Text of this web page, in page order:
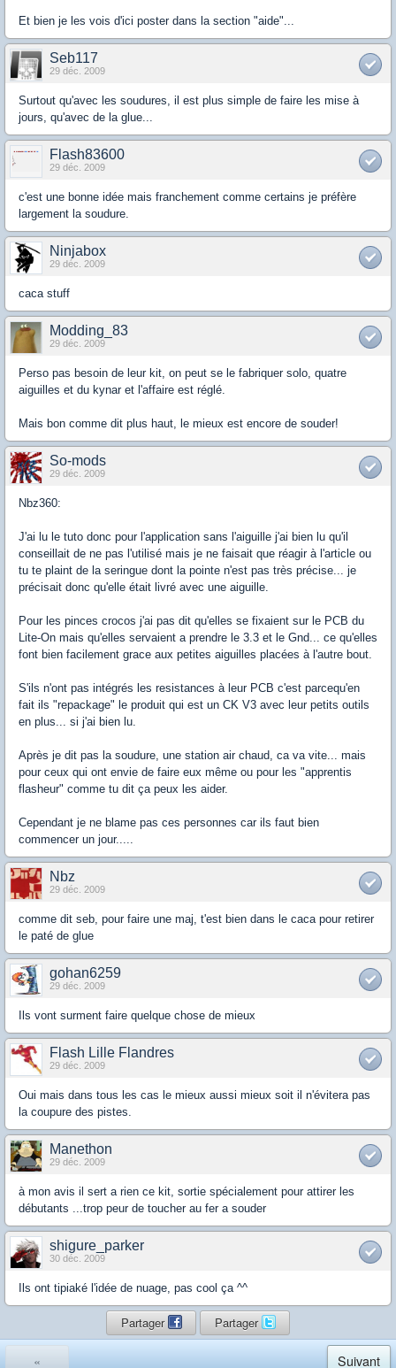
Et bien je les vois d'ici poster dans la section "aide"...
Seb117
29 déc. 2009
Surtout qu'avec les soudures, il est plus simple de faire les mise à
jours, qu'avec de la glue...
Flash83600
29 déc. 2009
c'est une bonne idée mais franchement comme certains je préfère
largement la soudure.
Ninjabox
29 déc. 2009
caca stuff
Modding_83
29 déc. 2009
Perso pas besoin de leur kit, on peut se le fabriquer solo, quatre
aiguilles et du kynar et l'affaire est réglé.
Mais bon comme dit plus haut, le mieux est encore de souder!
So-mods
29 déc. 2009
Nbz360:
J'ai lu le tuto donc pour l'application sans l'aiguille j'ai bien lu qu'il
conseillait de ne pas l'utilisé mais je ne faisait que réagir à l'article ou
tu te plaint de la seringue dont la pointe n'est pas très précise... je
précisait donc qu'elle était livré avec une aiguille.
Pour les pinces crocos j'ai pas dit qu'elles se fixaient sur le PCB du
Lite-On mais qu'elles servaient a prendre le 3.3 et le Gnd... ce qu'elles
font bien facilement grace aux petites aiguilles placées à l'autre bout.
S'ils n'ont pas intégrés les resistances à leur PCB c'est parcequ'en
fait ils "repackage" le produit qui est un CK V3 avec leur petits outils
en plus... si j'ai bien lu.
Après je dit pas la soudure, une station air chaud, ca va vite... mais
pour ceux qui ont envie de faire eux même ou pour les "apprentis
flasheur" comme tu dit ça peux les aider.
Cependant je ne blame pas ces personnes car ils faut bien
commencer un jour.....
Nbz
29 déc. 2009
comme dit seb, pour faire une maj, t'est bien dans le caca pour retirer
le paté de glue
gohan6259
29 déc. 2009
Ils vont surment faire quelque chose de mieux
Flash Lille Flandres
29 déc. 2009
Oui mais dans tous les cas le mieux aussi mieux soit il n'évitera pas
la coupure des pistes.
Manethon
29 déc. 2009
à mon avis il sert a rien ce kit, sortie spécialement pour attirer les
débutants ...trop peur de toucher au fer a souder
shigure_parker
30 déc. 2009
Ils ont tipiaké l'idée de nuage, pas cool ça ^^
Partager Partager
«
Suivant